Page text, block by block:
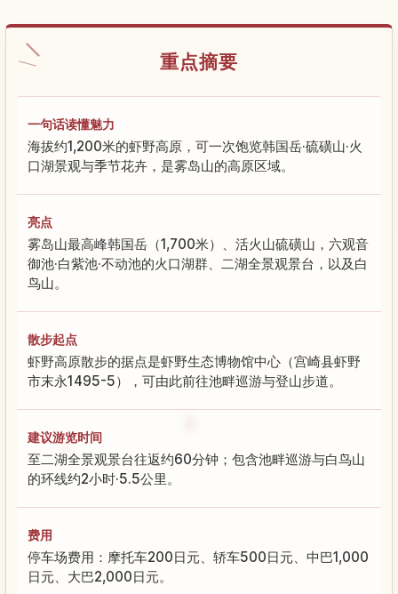
重点摘要
一句话读懂魅力
海拔约1,200米的虾野高原，可一次饱览韩国岳·硫磺山·火
口湖景观与季节花卉，是雾岛山的高原区域。
亮点
雾岛山最高峰韩国岳（1,700米）、活火山硫磺山，六观音
御池·白紫池·不动池的火口湖群、二湖全景观景台，以及白
鸟山。
散步起点
虾野高原散步的据点是虾野生态博物馆中心（宫崎县虾野
市末永1495-5），可由此前往池畔巡游与登山步道。
建议游览时间
至二湖全景观景台往返约60分钟；包含池畔巡游与白鸟山
的环线约2小时·5.5公里。
费用
停车场费用：摩托车200日元、轿车500日元、中巴1,000
日元、大巴2,000日元。